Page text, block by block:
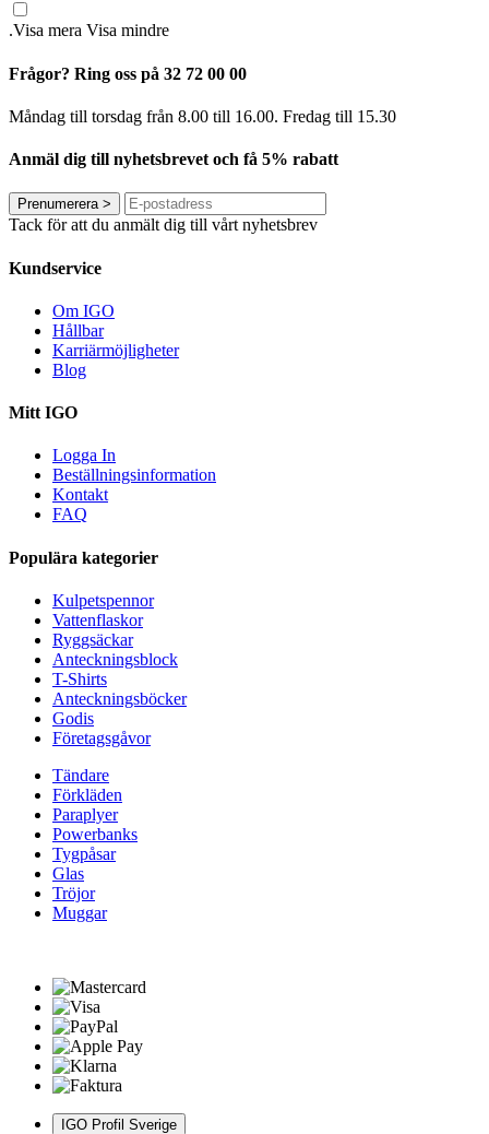
.Visa mera Visa mindre
Frågor? Ring oss på 32 72 00 00
Måndag till torsdag från 8.00 till 16.00. Fredag ​​till 15.30
Anmäl dig till nyhetsbrevet och få 5% rabatt
Prenumerera>
Tack för att du anmält dig till vårt nyhetsbrev
Kundservice
Om IGO
Hållbar
Karriärmöjligheter
Blog
Mitt IGO
Logga In
Beställningsinformation
Kontakt
FAQ
Populära kategorier
Kulpetspennor
Vattenflaskor
Ryggsäckar
Anteckningsblock
T-Shirts
Anteckningsböcker
Godis
Företagsgåvor
Tändare
Förkläden
Paraplyer
Powerbanks
Tygpåsar
Glas
Tröjor
Muggar
IGO Profil Sverige